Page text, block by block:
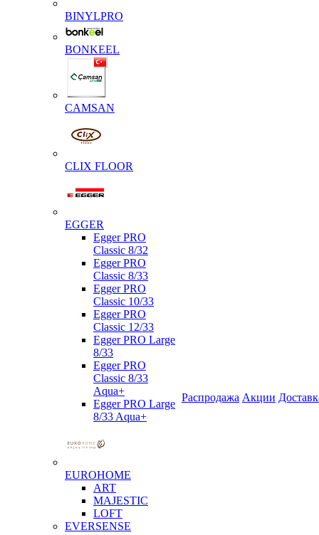
BINYLPRO
BONKEEL
CAMSAN
CLIX FLOOR
EGGER
Egger PRO
Classic 8/32
Egger PRO
Classic 8/33
Egger PRO
Classic 10/33
Egger PRO
Classic 12/33
Egger PRO Large
8/33
Egger PRO
Classic 8/33
Aqua+
Egger PRO Large
8/33 Aqua+
EUROHOME
ART
MAJESTIC
LOFT
EVERSENSE
Распродажа Акции